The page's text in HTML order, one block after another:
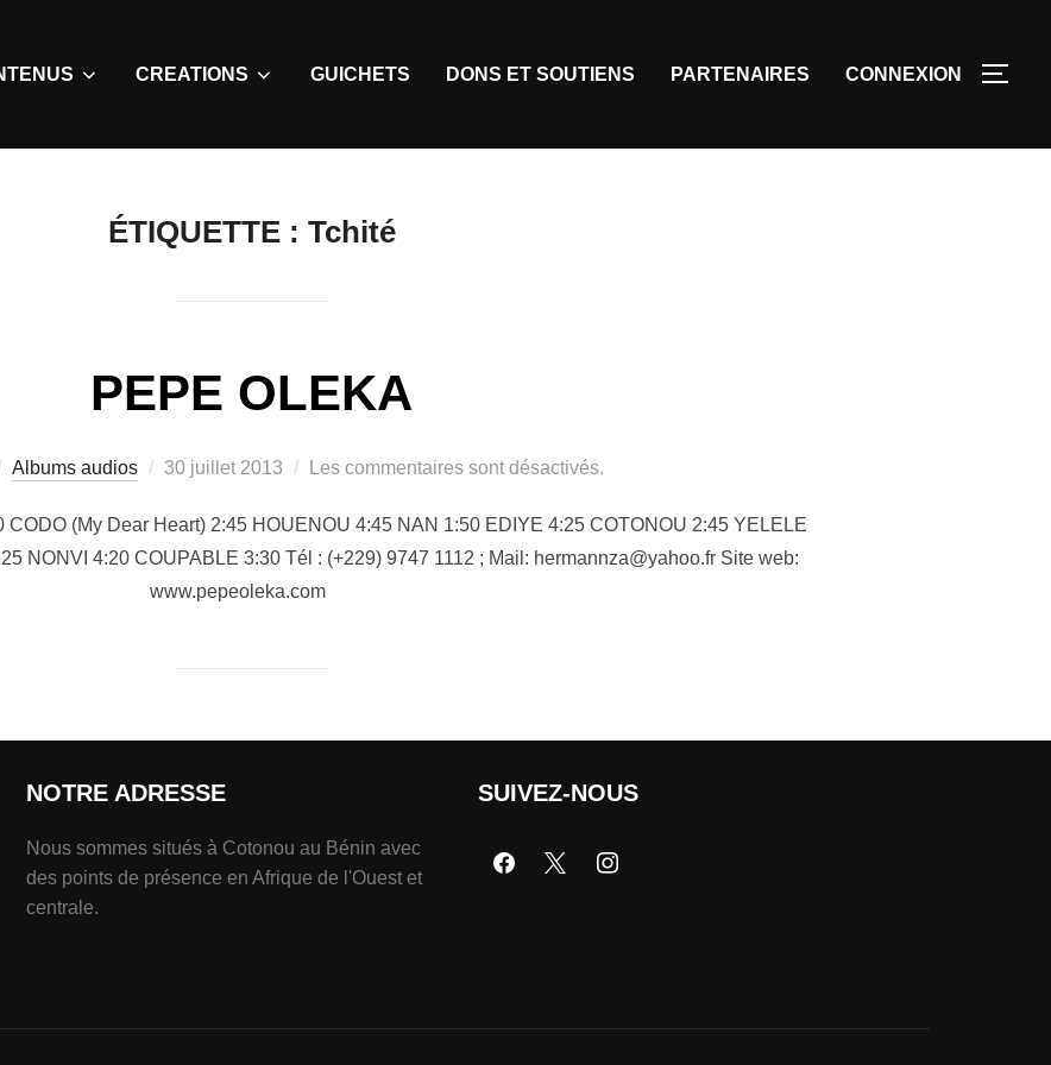
CREATIONS GUICHETS DONS ET SOUTIENS PARTENAIRES CONNEXION
ÉTIQUETTE : Tchité
PEPE OLEKA
Albums audios 30 juillet 2013 Les commentaires sont désactivés.
CODO (My Dear Heart) 2:45 HOUENOU 4:45 NAN 1:50 EDIYE 4:25 COTONOU 2:45 YELELE
NONVI 4:20 COUPABLE 3:30 Tél : (+229) 9747 1112 ; Mail: hermannza@yahoo.fr Site web:
www.pepeoleka.com
NOTRE ADRESSE
Nous sommes situés à Cotonou au Bénin avec
des points de présence en Afrique de l'Ouest et
centrale.
SUIVEZ-NOUS